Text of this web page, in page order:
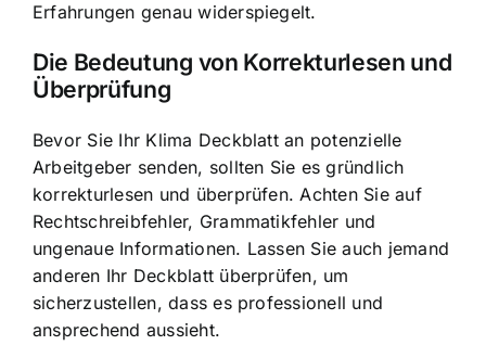
Erfahrungen genau widerspiegelt.
Die Bedeutung von Korrekturlesen und
Überprüfung
Bevor Sie Ihr Klima Deckblatt an potenzielle
Arbeitgeber senden, sollten Sie es gründlich
korrekturlesen und überprüfen. Achten Sie auf
Rechtschreibfehler, Grammatikfehler und
ungenaue Informationen. Lassen Sie auch jemand
anderen Ihr Deckblatt überprüfen, um
sicherzustellen, dass es professionell und
ansprechend aussieht.